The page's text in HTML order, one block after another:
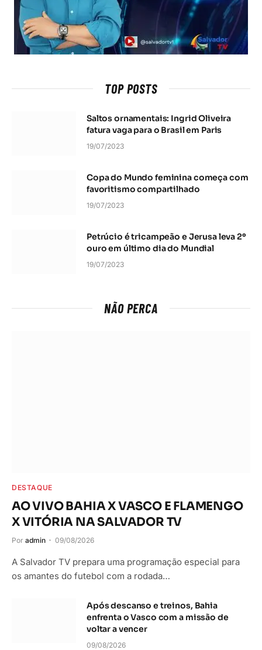
TOP POSTS
Saltos ornamentais: Ingrid Oliveira
fatura vaga para o Brasil em Paris
19/07/2023
Copa do Mundo feminina começa com
favoritismo compartilhado
19/07/2023
Petrúcio é tricampeão e Jerusa leva 2º
ouro em último dia do Mundial
19/07/2023
NÃO PERCA
DESTAQUE
AO VIVO BAHIA X VASCO E FLAMENGO
X VITÓRIA NA SALVADOR TV
Por admin 09/08/2026
A Salvador TV prepara uma programação especial para
os amantes do futebol com a rodada…
Após descanso e treinos, Bahia
enfrenta o Vasco com a missão de
voltar a vencer
09/08/2026